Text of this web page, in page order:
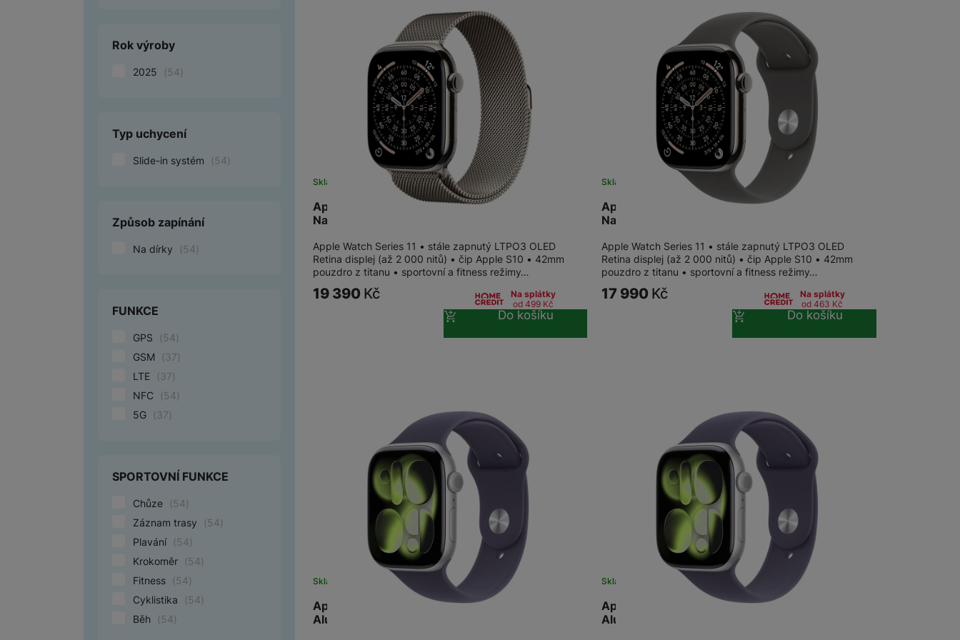
Marketingové cookies používáme my nebo naši partneři, abychom vám mohli zobrazit vhodné obsahy nebo reklamy jak
na našich stránkách, tak na stránkách třetích stran.
Rok výroby
2025 (54)
Typ uchycení
Slide-in systém (54)
Způsob zapínání
Na dírky (54)
FUNKCE
GPS (54)
GSM
(37)
LTE
(37)
NFC
(54)
5G
(37)
SPORTOVNÍ FUNKCE
Chůze (54)
Záznam trasy
(54)
Plavání (54)
Krokoměr
(54)
Fitness
(54)
Cyklistika
(54)
Běh
(54)
Apple Watch Series 11 GPS + Cellular 42mm
Natural…
Skladem
Apple Watch Series 11 • stále zapnutý LTPO3 OLED
Retina displej (až 2 000 nitů) • čip Apple S10 • 42mm
pouzdro z titanu • sportovní a fitness režimy…
19 390 Kč
Na splátky
od 499 Kč
Do košíku
Apple Watch Series 11 GPS + Cellular 42mm
Natural…
Skladem
Apple Watch Series 11 • stále zapnutý LTPO3 OLED
Retina displej (až 2 000 nitů) • čip Apple S10 • 42mm
pouzdro z titanu • sportovní a fitness režimy…
17 990 Kč
Na splátky
od 463 Kč
Do košíku
Apple Watch Series 11 GPS 46mm Silver
Aluminium…
Skladem na 1 prodejně
Apple Watch Series 11 GPS 46mm Silver
Aluminium…
Skladem